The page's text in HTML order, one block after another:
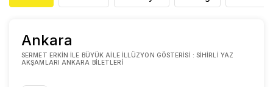
Ankara
SERMET ERKIN ILE BÜYÜK AILE İLLÜZYON GÖSTERISI : SIHIRLI YAZ
AKŞAMLARI ANKARA BILETLERI